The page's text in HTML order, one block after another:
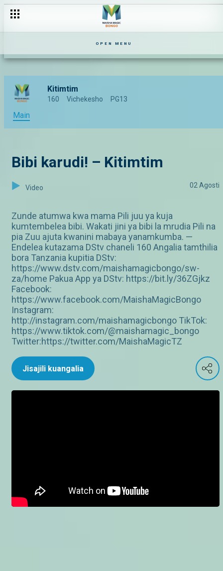
OPEN MENU
Kitimtim
160 Vichekesho PG13
Main
Bibi karudi! – Kitimtim
Video 02 Agosti
Zunde atumwa kwa mama Pili juu ya kuja
kumtembelea bibi. Wakati jini ya bibi la mrudia Pili na
pia Zuu ajuta kwanini mabaya yanamkumba. —
Endelea kutazama DStv chaneli 160 Angalia tamthilia
bora Tanzania kupitia DStv:
https://www.dstv.com/maishamagicbongo/sw-
za/home Pakua App ya DStv: https://bit.ly/36ZGjkz
Facebook:
https://www.facebook.com/MaishaMagicBongo
Instagram:
http://instagram.com/maishamagicbongo TikTok:
https://www.tiktok.com/@maishamagic_bongo
Twitter:https://twitter.com/MaishaMagicTZ
Jisajili kuangalia
"Mvua njoo, katarina usije!" – Kitimtim